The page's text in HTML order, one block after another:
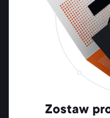
Zostaw